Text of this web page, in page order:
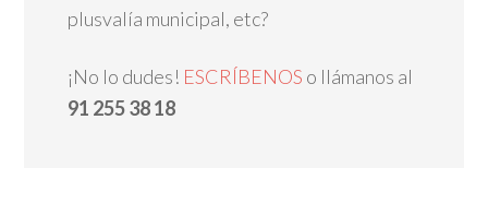
plusvalía municipal, etc?
¡No lo dudes! ESCRÍBENOS o llámanos al
91 255 38 18